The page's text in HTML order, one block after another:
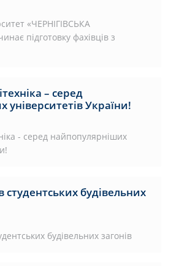
«ЧЕРНІГІВСЬКА
підготовку фахівців з
– серед
України!
- серед найпопулярніших
студентських будівельних
будівельних загонів